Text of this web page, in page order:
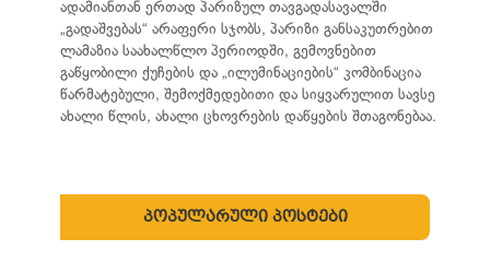
ადამიანთან ერთად პარიზულ თავგადასავალში
„გადაშვებას“ არაფერი სჯობს, პარიზი განსაკუთრებით
ლამაზია საახალწლო პერიოდში, გემოვნებით
გაწყობილი ქუჩების და „ილუმინაციების“ კომბინაცია
წარმატებული, შემოქმედებითი და სიყვარულით სავსე
ახალი წლის, ახალი ცხოვრების დაწყების შთაგონებაა.
პოპულარული პოსტები